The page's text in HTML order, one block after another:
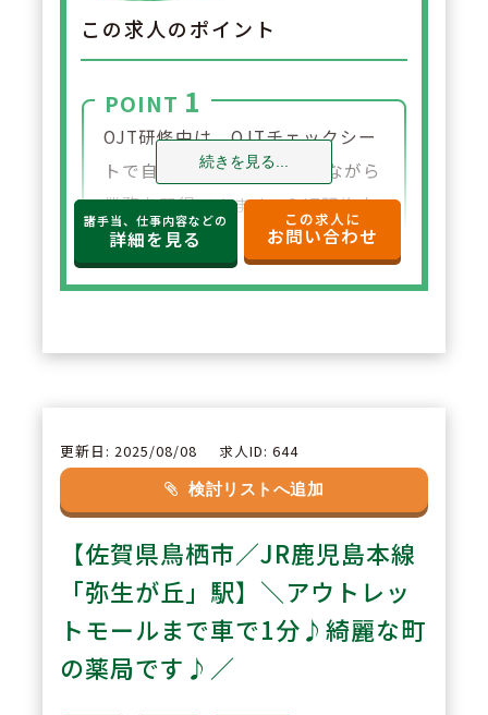
この求人のポイント
POINT 1
OJT研修中は、OJTチェックシー
トで自分の到達度を確認しながら
業務を習得できます。OJT研修中
は＋1名の配置なので病院からの
キャリアチェンジ、第二新卒や新
としてカウント。半日＋半日での
1日休みカウントはなし。ブロッ
ク長・エリア長が在籍するためお
休み時のフォロー体制も安心。有
給取得の推進を目標に、有休は1
時間単位での取得も可能！
3
続きを見る...
諸手当、仕事内容などの
詳細を見る
この求人に
お問い合わせ
更新日: 2025/08/08 求人ID: 644
検討リストへ追加
【佐賀県鳥栖市／JR鹿児島本線
「弥生が丘」駅】＼アウトレッ
トモールまで車で1分♪綺麗な町
の薬局です♪／